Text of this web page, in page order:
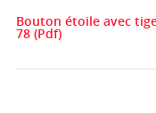
Bouton étoile avec
78 (Pdf)